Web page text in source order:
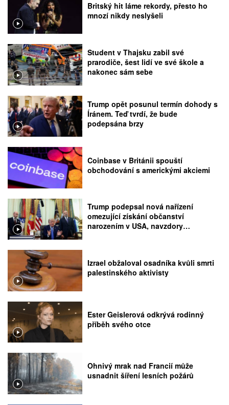
Britský hit láme rekordy, přesto ho
mnozí nikdy neslyšeli
Student v Thajsku zabil své
prarodiče, šest lidí ve své škole a
nakonec sám sebe
Trump opět posunul termín dohody s
Íránem. Teď tvrdí, že bude
podepsána brzy
Coinbase v Británii spouští
obchodování s americkými akciemi
Trump podepsal nová nařízení
omezující získání občanství
narozením v USA, navzdory
Izrael obžaloval osadníka kvůli smrti
palestinského aktivisty
Ester Geislerová odkrývá rodinný
příběh svého otce
Ohnivý mrak nad Francií může
usnadnit šíření lesních požárů